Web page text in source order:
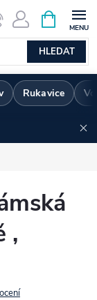
HLEDAT
NÁKUPNÍ
KOŠÍK
Rukavice
,